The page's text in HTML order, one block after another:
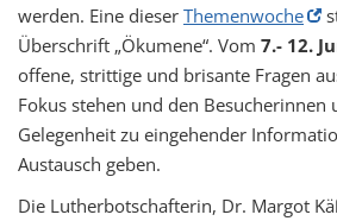
werden. Eine dieser Themenwoche
Überschrift „Ökumene“. Vom 7.- 12.
offene, strittige und brisante Fragen
Fokus stehen und den Besucherinnen
Gelegenheit zu eingehender
Austausch geben.
Die Lutherbotschafterin, Dr. Margot